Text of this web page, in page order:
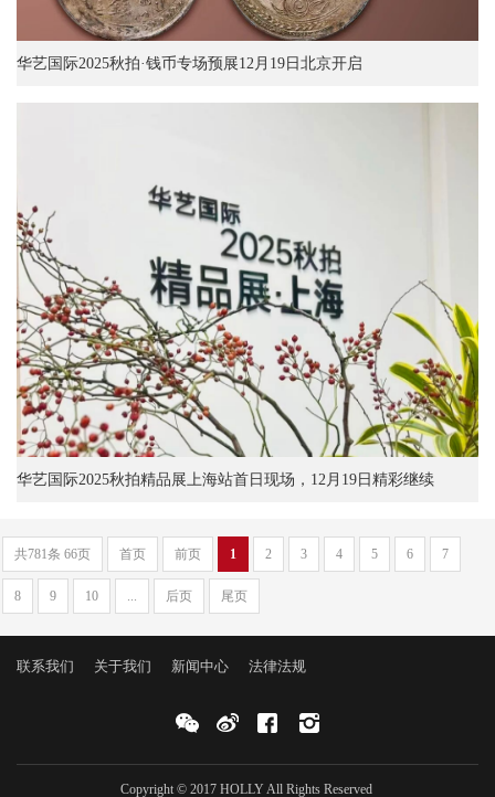
华艺国际2025秋拍·钱币专场预展12月19日北京开启
华艺国际2025秋拍精品展上海站首日现场，12月19日精彩继续
共781条 66页 首页 前页 1 2 3 4 5 6 7
8 9 10 后页 尾页
联系我们 关于我们 新闻中心 法律法规
Copyright © 2017 HOLLY All Rights Reserved